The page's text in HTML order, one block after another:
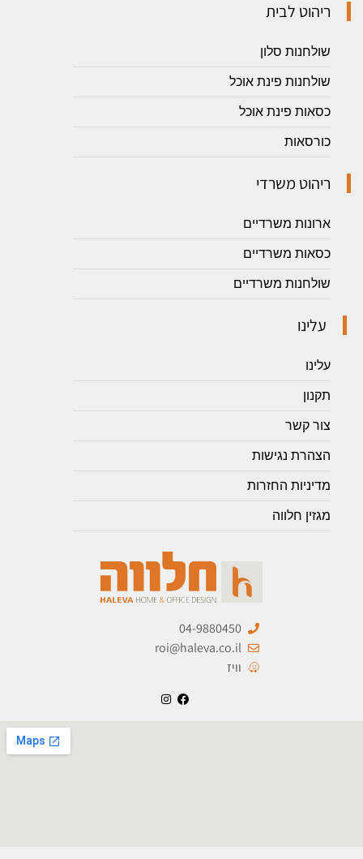
ריהוט לבית
שולחנות סלון
שולחנות פינת אוכל
כסאות פינת אוכל
כורסאות
ריהוט משרדי
ארונות משרדיים
כסאות משרדיים
שולחנות משרדיים
עלינו
עלינו
תקנון
צור קשר
הצהרת נגישות
מדיניות החזרות
מגזין חלווה
04-9880450
roi@haleva.co.il
וויז